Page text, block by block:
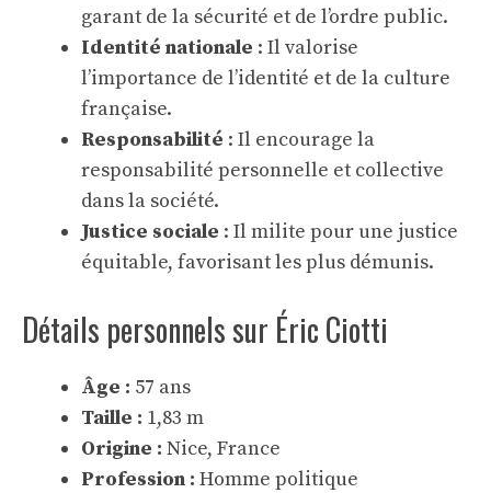
garant de la sécurité et de l’ordre public.
Identité nationale : Il valorise
l’importance de l’identité et de la culture
française.
Responsabilité : Il encourage la
responsabilité personnelle et collective
dans la société.
Justice sociale : Il milite pour une justice
équitable, favorisant les plus démunis.
Détails personnels sur Éric Ciotti
Âge : 57 ans
Taille : 1,83 m
Origine : Nice, France
Profession : Homme politique